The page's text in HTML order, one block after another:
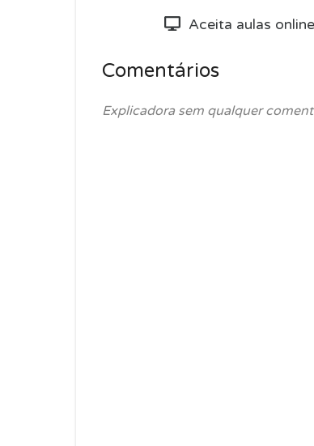
Aceita aulas online
Comentários
Explicadora sem qualquer